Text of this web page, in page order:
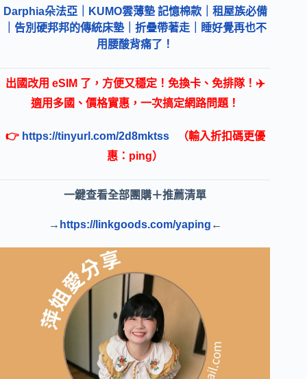
Darphia朵法亞｜KUMO雲薄墊 記憶棉款｜租屋族必備
｜告別硬邦邦的傳統床墊｜折疊帶著走｜睡好覺再也不
用腰酸背痛了！
出國改用 eSIM 了，方便又穩定！免換卡、免排隊！✈️
適用多國、價格實惠，一次搞定網路問題！
👉 https://tinyurl.com/2d8mktss
（輸入折扣碼更優
惠：ping）
一鍵查看全部團購＋推薦清單
→ https://linkgoods.com/yaping ←